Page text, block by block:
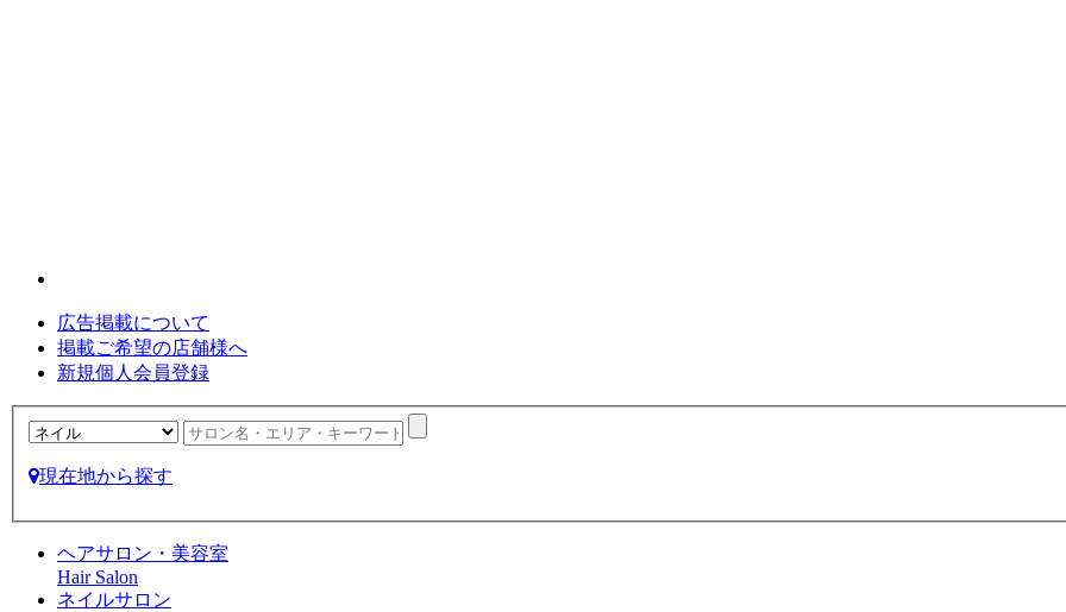
広告掲載について
掲載ご希望の店舗様へ
新規個人会員登録
現在地から探す
ヘアサロン・美容室
Hair Salon
ネイルサロン